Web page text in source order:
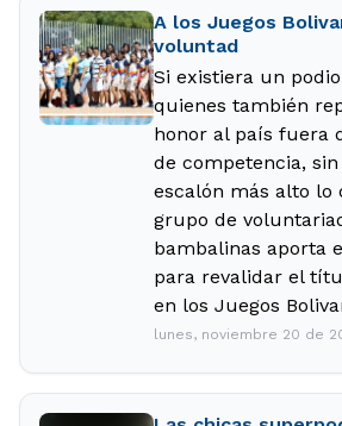
A los Juegos
voluntad
Si existiera un
quienes también
honor al país fuera
de competencia,
escalón más alto lo
grupo de
bambalinas aporta
para revalidar el
en los Juegos
lunes, noviembre 20 de